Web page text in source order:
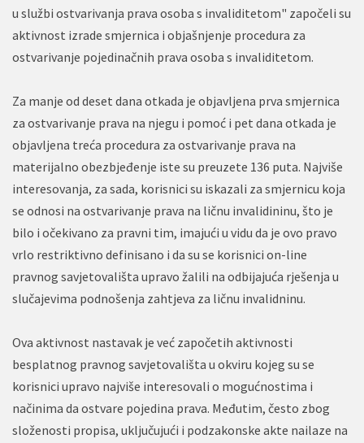
u službi ostvarivanja prava osoba s invaliditetom" započeli su
aktivnost izrade smjernica i objašnjenje procedura za
ostvarivanje pojedinačnih prava osoba s invaliditetom.
Za manje od deset dana otkada je objavljena prva smjernica
za ostvarivanje prava na njegu i pomoć i pet dana otkada je
objavljena treća procedura za ostvarivanje prava na
materijalno obezbjeđenje iste su preuzete 136 puta. Najviše
interesovanja, za sada, korisnici su iskazali za smjernicu koja
se odnosi na ostvarivanje prava na ličnu invalidininu, što je
bilo i očekivano za pravni tim, imajući u vidu da je ovo pravo
vrlo restriktivno definisano i da su se korisnici on-line
pravnog savjetovališta upravo žalili na odbijajuća rješenja u
slučajevima podnošenja zahtjeva za ličnu invalidninu.
Ova aktivnost nastavak je već započetih aktivnosti
besplatnog pravnog savjetovališta u okviru kojeg su se
korisnici upravo najviše interesovali o mogućnostima i
načinima da ostvare pojedina prava. Međutim, često zbog
složenosti propisa, uključujući i podzakonske akte nailaze na